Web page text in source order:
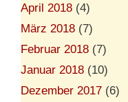
April 2018 (4)
März 2018 (7)
Februar 2018 (7)
Januar 2018 (10)
Dezember 2017 (6)